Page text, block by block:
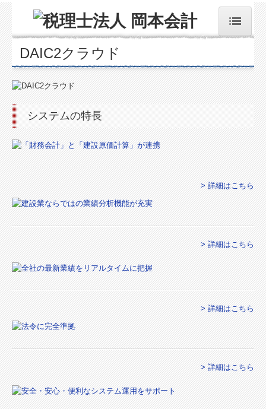
ホーム
事務所紹介
ご支援できること
事務所方針
料金について
スタッフ紹介
経営革新等支援機関とは
事業承継支援のご案内
国の共済制度活用コーナー
TKCシステムのご紹介
情報セキュリティ基本方針
個人情報保護方針
お問合せ
DAIC2クラウド
システムの特長
> 詳細はこちら
> 詳細はこちら
> 詳細はこちら
> 詳細はこちら